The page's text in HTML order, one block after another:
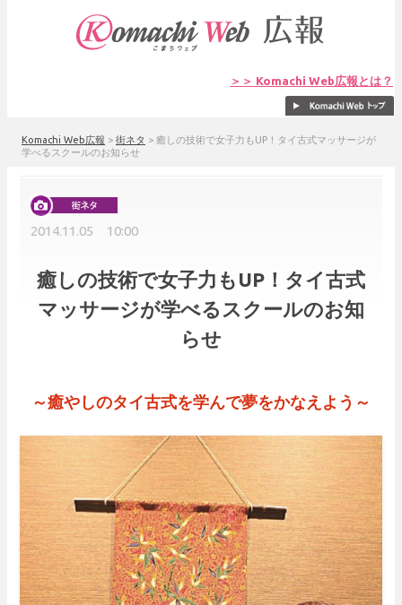
＞＞ Komachi Web広報とは？
Komachi Web広報 > 街ネタ > 癒しの技術で女子力もUP！タイ古式マッサージが
学べるスクールのお知らせ
2014.11.05 10:00
癒しの技術で女子力もUP！タイ古式
マッサージが学べるスクールのお知
らせ
～癒やしのタイ古式を学んで夢をかなえよう～